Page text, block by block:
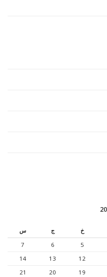
خ ج
س
5
6
7
12
13
14
19
20
21